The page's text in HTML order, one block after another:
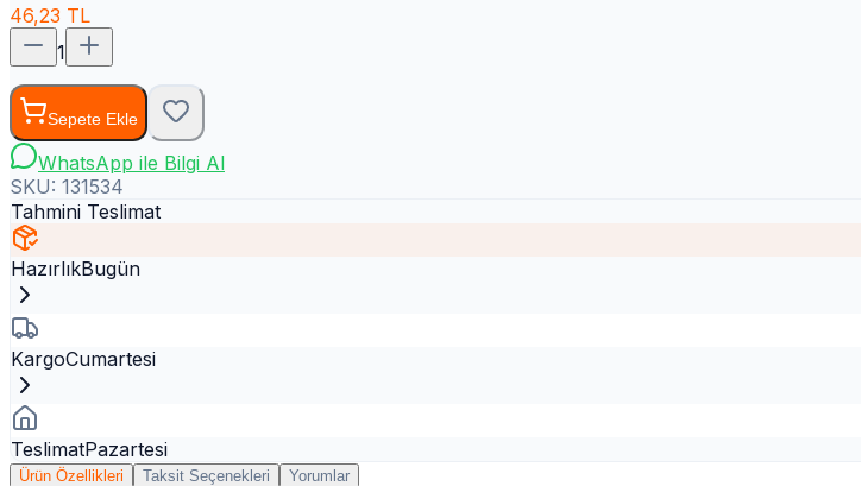
46,23 TL
1
Sepete Ekle
WhatsApp ile Bilgi Al
SKU: 131534
Tahmini Teslimat
HazırlıkBugün
KargoCumartesi
TeslimatPazartesi
Ürün Özellikleri Taksit Seçenekleri Yorumlar